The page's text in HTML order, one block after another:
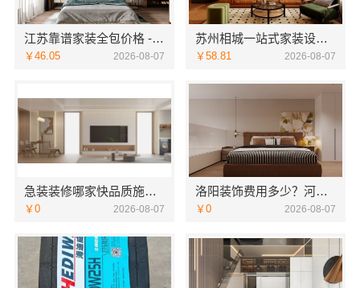
江苏靠谱家装全包价格 - 常州宜居佳装饰
￥46.05 2026-08-07
苏州相城一站式家装设计多少钱拎包入住苏州百年豪庭新材料有限公司
￥58.81 2026-08-07
急装装修哪家快品质施工，同城快装省心
￥0 2026-08-07
洛阳装饰费用多少？河南璟臻环保建材有限公司透明报价
￥0 2026-08-07